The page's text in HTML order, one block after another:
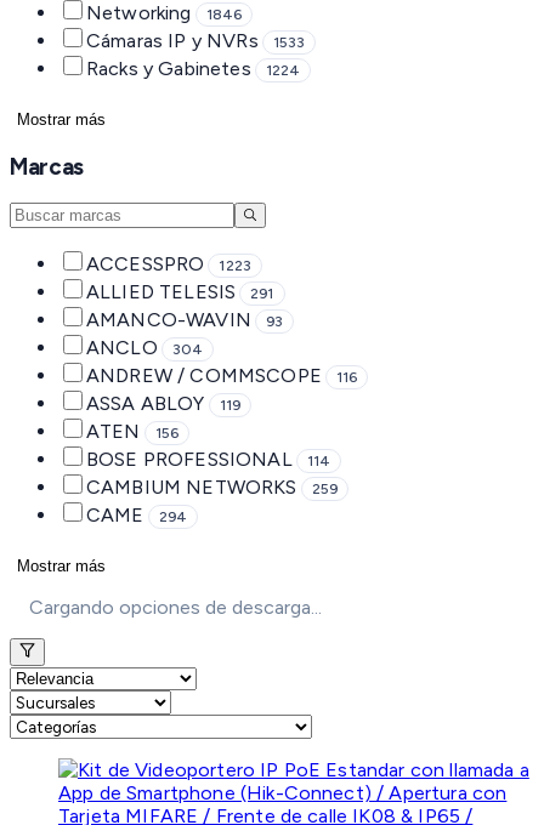
Networking 1846
Cámaras IP y NVRs 1533
Racks y Gabinetes 1224
Mostrar más
Marcas
ACCESSPRO 1223
ALLIED TELESIS 291
AMANCO-WAVIN 93
ANCLO 304
ANDREW / COMMSCOPE 116
ASSA ABLOY 119
ATEN 156
BOSE PROFESSIONAL 114
CAMBIUM NETWORKS 259
CAME 294
Mostrar más
Cargando opciones de descarga...